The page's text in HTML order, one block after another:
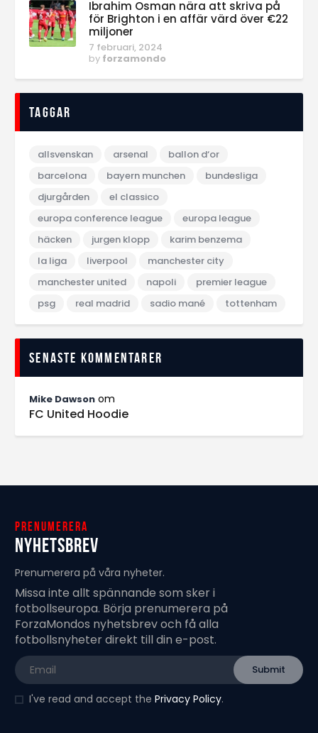
Ibrahim Osman nära att skriva på
för Brighton i en affär värd över €22
miljoner
7 februari, 2024
by forzamondo
Taggar
allsvenskan arsenal
ballon d‘or
barcelona
bayern munchen
bundesliga
djurgården
el classico
europa conference league
europa league
häcken
jurgen klopp
karim benzema
la liga
liverpool
manchester city
manchester united
napoli
premier league
psg
real madrid sadio mané tottenham
Senaste kommentarer
Mike Dawson om
FC United Hoodie
Prenumerera
Nyhetsbrev
Prenumerera på våra nyheter.
Missa inte allt spännande som sker i
fotbollseuropa. Börja prenumerera på
ForzaMondos nyhetsbrev och få alla
fotbollsnyheter direkt till din e-post.
I've read and accept the Privacy Policy.